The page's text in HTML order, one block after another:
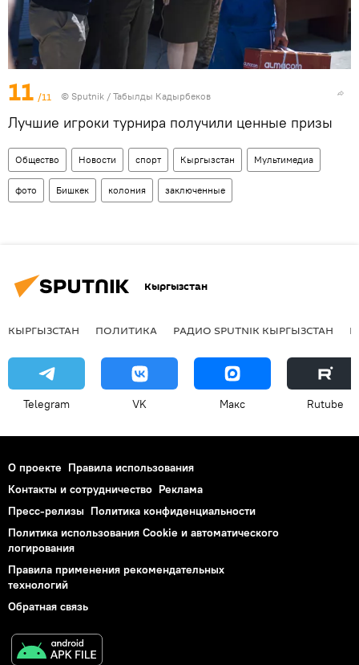
11 /11 © Sputnik / Табылды Кадырбеков
Лучшие игроки турнира получили ценные призы
Общество Новости спорт Кыргызстан Мультимедиа
фото Бишкек колония заключенные
Кыргызстан
КЫРГЫЗСТАН ПОЛИТИКА РАДИО SPUTNIK КЫРГЫЗСТАН
Telegram VK Макс Rutube
О проекте Правила использования
Контакты и сотрудничество Реклама
Пресс-релизы Политика конфиденциальности
Политика использования Cookie и автоматического
логирования
Правила применения рекомендательных
технологий
Обратная связь